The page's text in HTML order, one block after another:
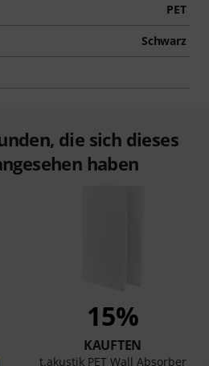
PET
Schwarz
die sich dieses
haben
15%
KAUFTEN
t.akustik PET Wall Absorber